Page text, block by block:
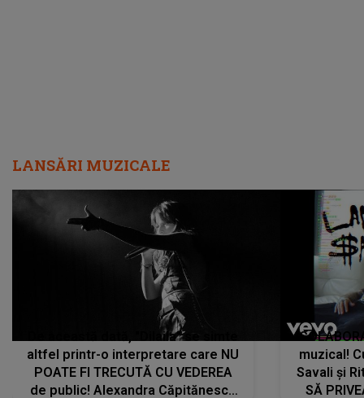
LANSĂRI MUZICALE
De această dată, "Dilaila" se simte
altfel printr-o interpretare care NU
POATE FI TRECUTĂ CU VEDEREA
de public! Alexandra Căpitănescu
muzical!
Savali și
SĂ